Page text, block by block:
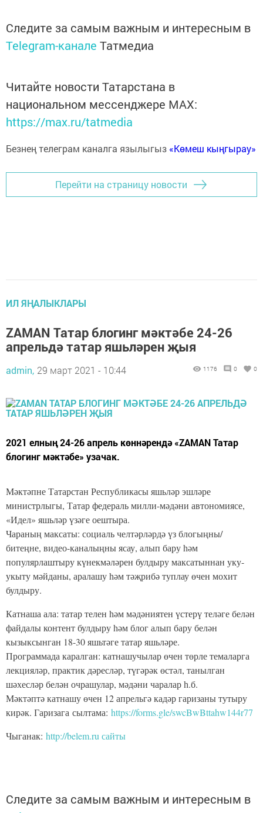
Следите за самым важным и интересным в
Telegram-канале Татмедиа
Читайте новости Татарстана в
национальном мессенджере MАХ:
https://max.ru/tatmedia
Безнең телеграм каналга язылыгыз «Көмеш кыңгырау»
Перейти на страницу новости
ИЛ ЯҢАЛЫКЛАРЫ
ZAMAN Татар блогинг мәктәбе 24-26
апрельдә татар яшьләрен җыя
admin, 29 март 2021 - 10:44 1176 0 0
2021 елның 24-26 апрель көннәрендә «ZAMAN Татар
блогинг мәктәбе» узачак.
Мәктәпне Татарстан Республикасы яшьләр эшләре
министрлыгы, Татар федераль милли-мәдәни автономиясе,
«Идел» яшьләр үзәге оештыра.
Чараның максаты: социаль челтәрләрдә үз блогыңны/
битеңне, видео-каналыңны ясау, алып бару һәм
популярлаштыру күнекмәләрен булдыру максатыннан уку-
укыту мәйданы, аралашу һәм тәҗрибә туплау өчен мохит
булдыру.
Катнаша ала: татар телен һәм мәдәниятен үстерү теләге белән
файдалы контент булдыру һәм блог алып бару белән
кызыксынган 18-30 яшьтәге татар яшьләре.
Программада каралган: катнашучылар өчен төрле темаларга
лекцияләр, практик дәресләр, түгәрәк өстәл, танылган
шәхесләр белән очрашулар, мәдәни чаралар һ.б.
Мәктәптә катнашу өчен 12 апрельгә кадәр гаризаны тутыру
кирәк. Гаризага сылтама: https://forms.gle/swcBwBttahw144r77
Чыганак: http://belem.ru сайты
Следите за самым важным и интересным в